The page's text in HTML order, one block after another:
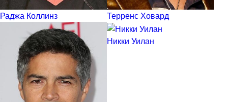
Раджа Коллинз Терренс Ховард
Никки Уилан